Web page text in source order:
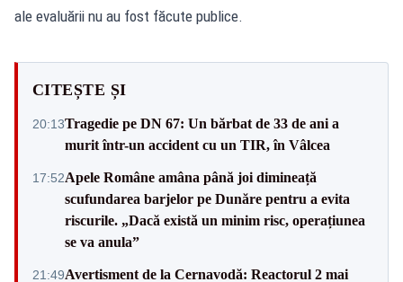
ale evaluării nu au fost făcute publice.
CITEȘTE ȘI
20:13Tragedie pe DN 67: Un bărbat de 33 de ani a
murit într-un accident cu un TIR, în Vâlcea
17:52Apele Române amâna până joi dimineață
scufundarea barjelor pe Dunăre pentru a evita
riscurile. „Dacă există un minim risc, operațiunea
se va anula”
21:49Avertisment de la Cernavodă: Reactorul 2 mai